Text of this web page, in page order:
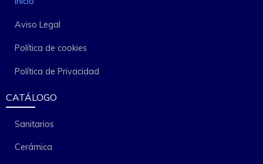
Aviso Legal
Política de cookies
Política de Privacidad
CATÁLOGO
Sanitarios
Cerámica